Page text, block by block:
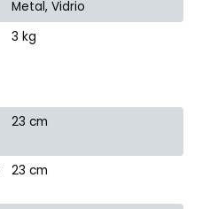
Metal, Vidrio
3 kg
23 cm
23 cm